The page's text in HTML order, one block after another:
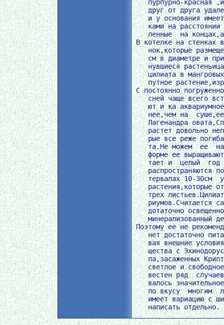
пурпурно-красная
друг от друга
и у основания
ками на расстоянии
ленные  на
В котелке на стенках
нок,которые
см в диаметре и
нувшиеся
цилиата в
путное
С постоянно
сней чаще всего
ют и ка
нее,чем на
Лагенандра
растет довольно
рые все реже
та.Не можем  ее
форме ее
тает и  целый  год
распространяются
тервалах 10-30см
растения,которые
трех
риумов.Считается
дотаточно
минерализованный
Поэтому ее не
нет достаточно
вая внешние
щества с
па,засаженных
светлое и
вестен ряд
валось
по вкусу  многим
имеет вариацию с